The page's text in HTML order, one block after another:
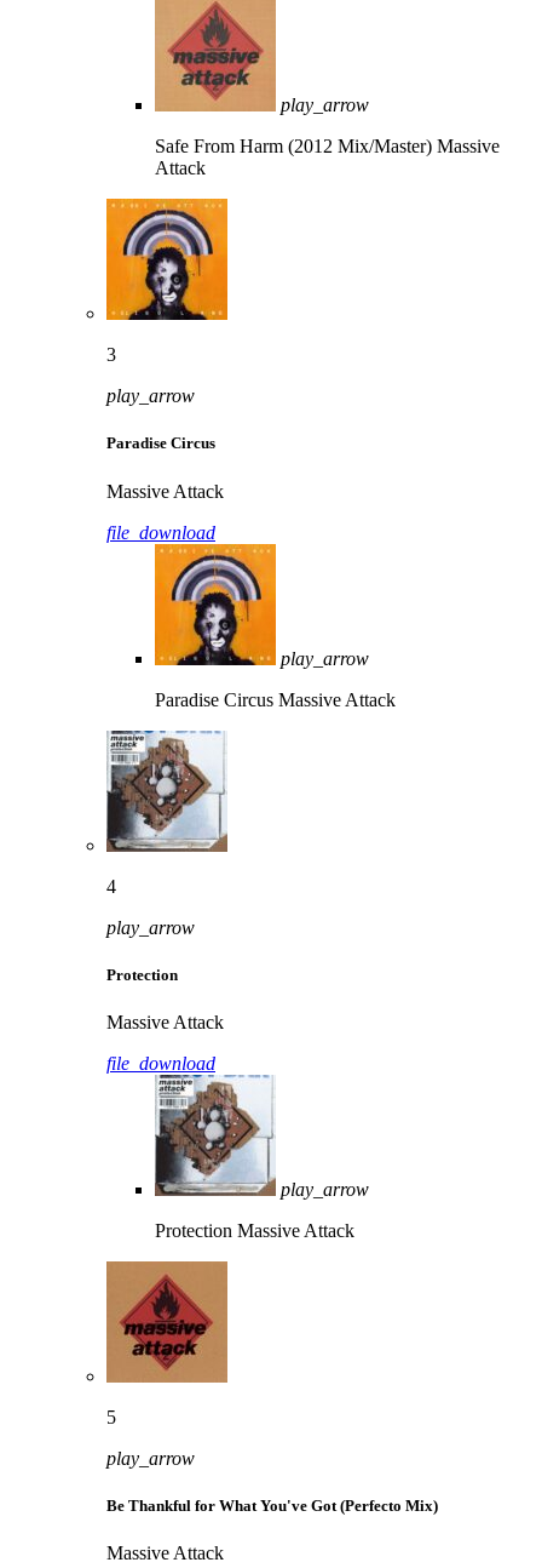
play_arrow
Safe From Harm (2012 Mix/Master) Massive
Attack
3
play_arrow
Paradise Circus
Massive Attack
file_download
play_arrow
Paradise Circus Massive Attack
4
play_arrow
Protection
Massive Attack
file_download
play_arrow
Protection Massive Attack
5
play_arrow
Be Thankful for What You've Got (Perfecto Mix)
Massive Attack